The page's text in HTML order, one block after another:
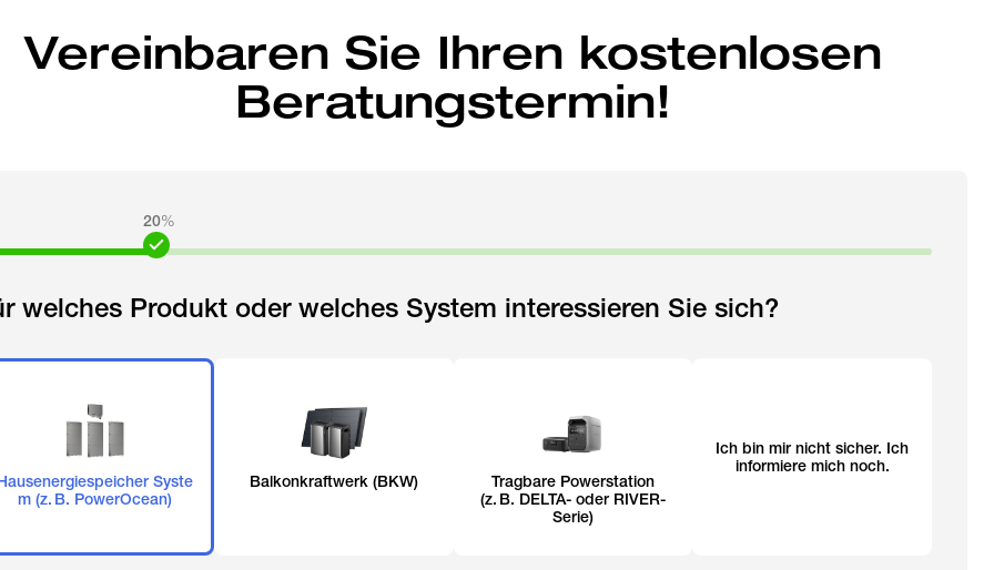
Vereinbaren Sie Ihren kostenlosen
Beratungstermin!
20%
welches Produkt oder welches System interessieren Sie sich?
Syste
m (z. B. PowerOcean)
Balkonkraftwerk (BKW)
Tragbare Powerstation
(z. B. DELTA- oder RIVER-
Serie)
Ich bin mir nicht sicher. Ich
informiere mich noch.